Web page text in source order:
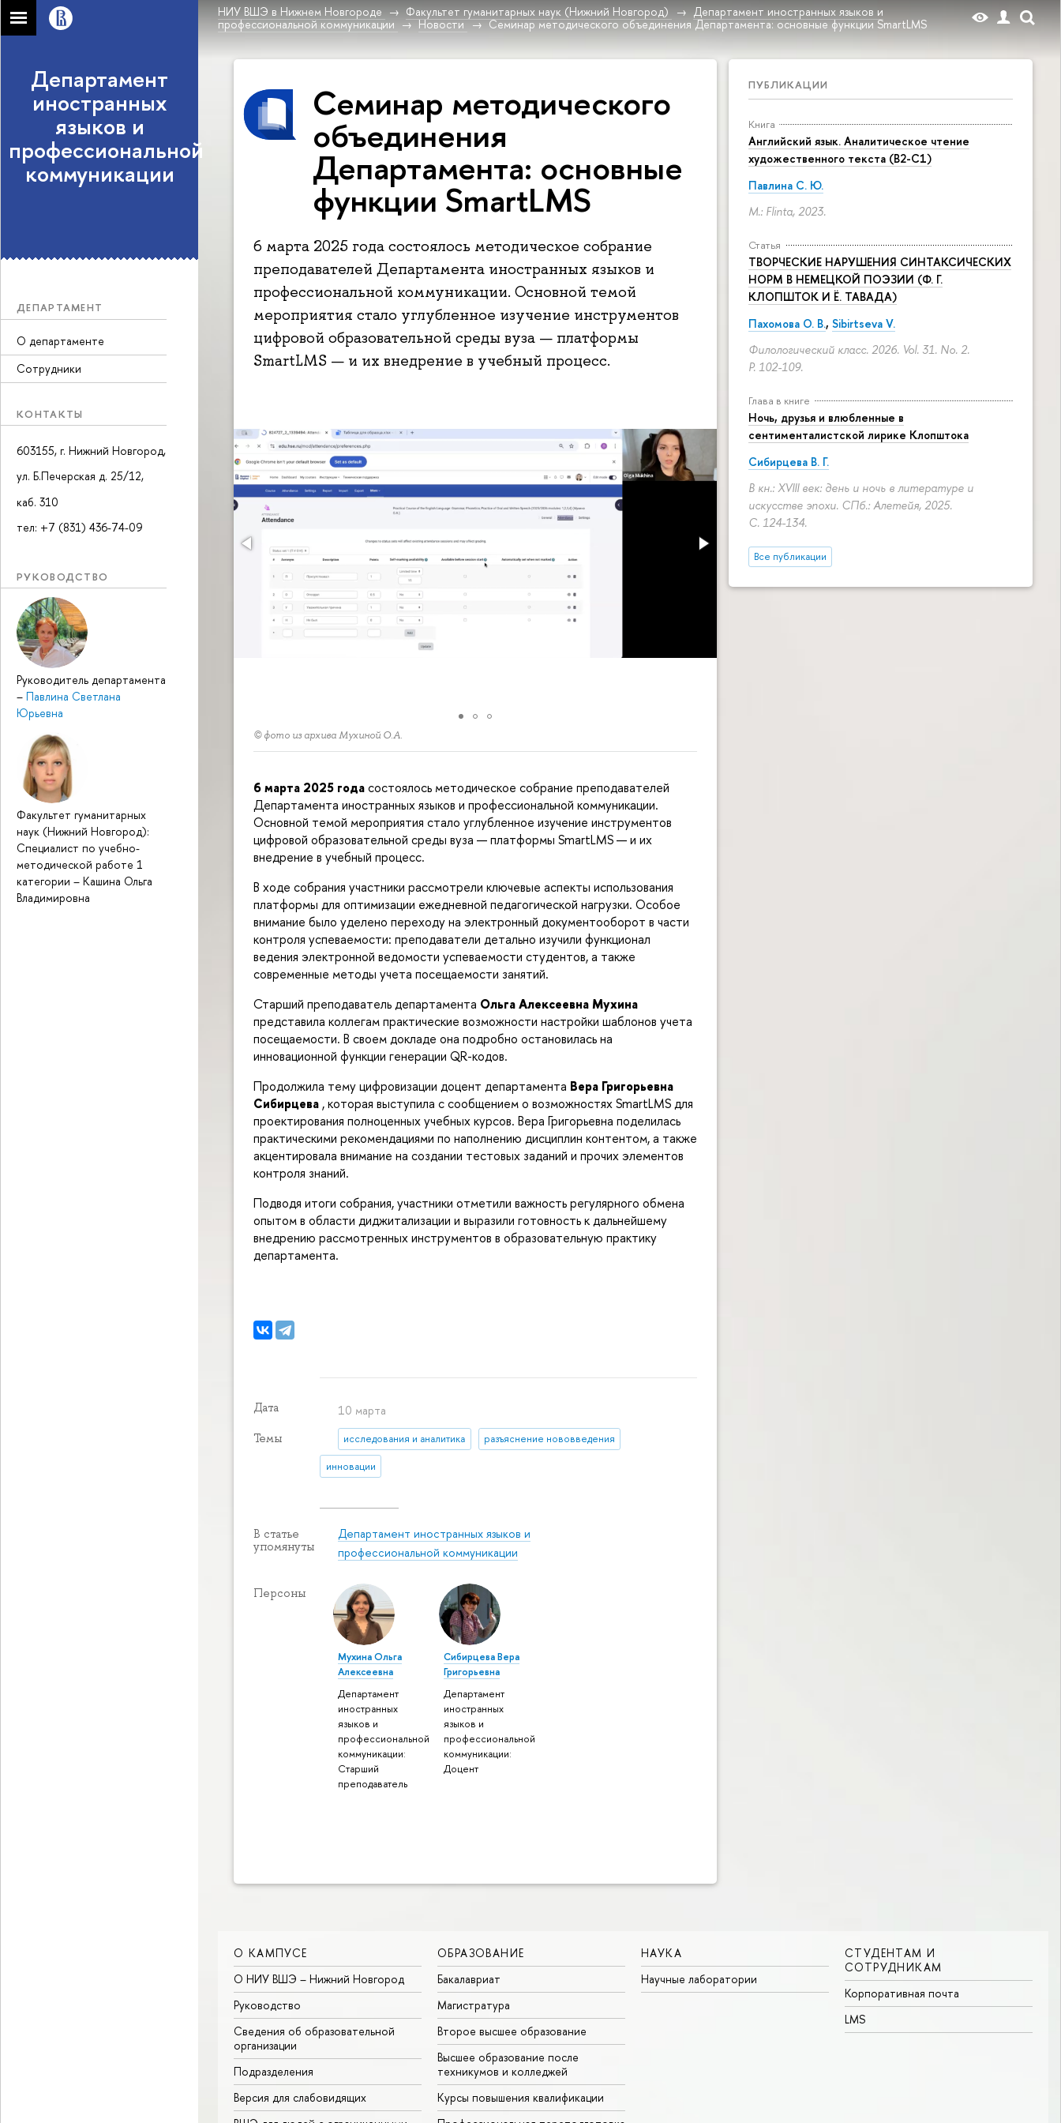
НИУ ВШЭ в Нижнем Новгороде Факультет гуманитарных наук (Нижний Новгород)
Департамент иностранных языков и
профессиональной коммуникации
Новости Семинар методического объединения Департамента: основные функции SmartLMS
Департамент
иностранных
языков и
профессиональной
коммуникации
ДЕПАРТАМЕНТ
О департаменте
Сотрудники
КОНТАКТЫ
603155, г. Нижний Новгород,
ул. Б.Печерская д. 25/12,
каб. 310
тел: +7 (831) 436-74-09
РУКОВОДСТВО
Руководитель департамента
– Павлина Светлана
Юрьевна
Факультет гуманитарных
наук (Нижний Новгород):
Специалист по учебно-
методической работе 1
категории – Кашина Ольга
Владимировна
ПУБЛИКАЦИИ
Книга
Английский язык. Аналитическое чтение
художественного текста (B2-C1)
Павлина С. Ю.
M.: Flinta, 2023.
Статья
ТВОРЧЕСКИЕ НАРУШЕНИЯ СИНТАКСИЧЕСКИХ
НОРМ В НЕМЕЦКОЙ ПОЭЗИИ (Ф. Г.
КЛОПШТОК И Ё. ТАВАДА)
Пахомова О. В., Sibirtseva V.
Филологический класс. 2026. Vol. 31. No. 2.
P. 102-109.
Глава в книге
Ночь, друзья и влюбленные в
сентименталистской лирике Клопштока
Сибирцева В. Г.
В кн.: XVIII век: день и ночь в литературе и
искусстве эпохи. СПб.: Алетейя, 2025.
С. 124-134.
Все публикации
Семинар методического
объединения
Департамента: основные
функции SmartLMS
6 марта 2025 года состоялось методическое собрание
преподавателей Департамента иностранных языков и
профессиональной коммуникации. Основной темой
мероприятия стало углубленное изучение инструментов
цифровой образовательной среды вуза — платформы
SmartLMS — и их внедрение в учебный процесс.
© фото из архива Мухиной О.А.
6 марта 2025 годасостоялось методическое собрание преподавателей
Департамента иностранных языков и профессиональной коммуникации.
Основной темой мероприятия стало углубленное изучение инструментов
цифровой образовательной среды вуза — платформы SmartLMS — и их
внедрение в учебный процесс.
В ходе собрания участники рассмотрели ключевые аспекты использования
платформы для оптимизации ежедневной педагогической нагрузки. Особое
внимание было уделено переходу на электронный документооборот в части
контроля успеваемости: преподаватели детально изучили функционал
ведения электронной ведомости успеваемости студентов, а также
современные методы учета посещаемости занятий.
Старший преподаватель департамента Ольга Алексеевна Мухина
представила коллегам практические возможности настройки шаблонов учета
посещаемости. В своем докладе она подробно остановилась на
инновационной функции генерации QR-кодов.
Продолжила тему цифровизации доцент департамента Вера Григорьевна
Сибирцева , которая выступила с сообщением о возможностях SmartLMS для
проектирования полноценных учебных курсов. Вера Григорьевна поделилась
практическими рекомендациями по наполнению дисциплин контентом, а также
акцентировала внимание на создании тестовых заданий и прочих элементов
контроля знаний.
Подводя итоги собрания, участники отметили важность регулярного обмена
опытом в области диджитализации и выразили готовность к дальнейшему
внедрению рассмотренных инструментов в образовательную практику
департамента.
Дата 10 марта
Темы исследования и аналитика разъяснение нововведения
инновации
В статье
упомянуты
Департамент иностранных языков и
профессиональной коммуникации
Персоны
Мухина Ольга
Алексеевна
Департамент
иностранных
языков и
профессиональной
коммуникации:
Старший
преподаватель
Сибирцева Вера
Григорьевна
Департамент
иностранных
языков и
профессиональной
коммуникации:
Доцент
О КАМПУСЕ
О НИУ ВШЭ – Нижний Новгород
Руководство
Сведения об образовательной
организации
Подразделения
Версия для слабовидящих
ОБРАЗОВАНИЕ
Бакалавриат
Магистратура
Второе высшее образование
Высшее образование после
техникумов и колледжей
Курсы повышения квалификации
НАУКА
Научные лаборатории
СТУДЕНТАМ И
СОТРУДНИКАМ
Корпоративная почта
LMS